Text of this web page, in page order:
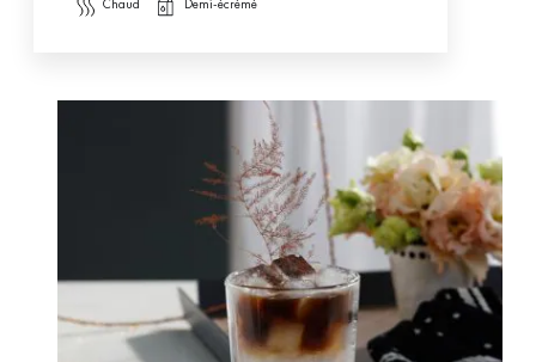
chaud demi-écrémé